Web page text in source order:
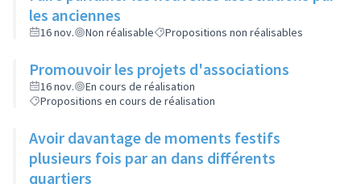
les anciennes
16 nov. Non réalisable Propositions non réalisables
Promouvoir les projets d'associations
16 nov.
En cours de réalisation
Propositions en cours de réalisation
Avoir davantage de moments festifs
plusieurs fois par an dans différents
quartiers